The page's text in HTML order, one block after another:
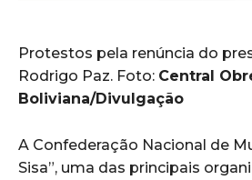
Protestos pela renúncia do
Rodrigo Paz. Foto: Central
Boliviana/Divulgação
A Confederação Nacional de
Sisa”, uma das principais